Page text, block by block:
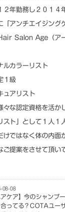
２年勤務し２０１４
「アンチエイジング
Salon Age（ア
ルカラーリスト
１級
ュアリスト
々な認定資格を活か
スト」として１人１
けではなく体の内面
ご提案をさせて頂い
08-08
アケア】今のシャンプ
ってる？COTAユー